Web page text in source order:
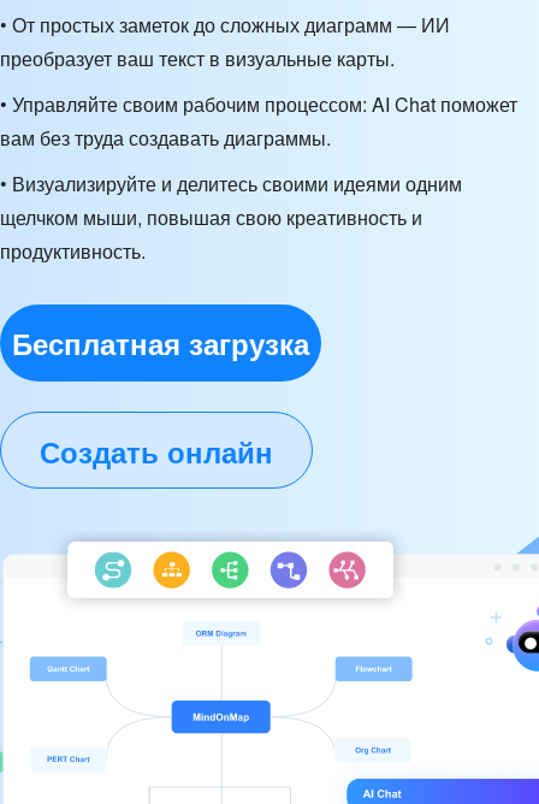
• От простых заметок до сложных диаграмм — ИИ
преобразует ваш текст в визуальные карты.
• Управляйте своим рабочим процессом: AI Chat поможет
вам без труда создавать диаграммы.
• Визуализируйте и делитесь своими идеями одним
щелчком мыши, повышая свою креативность и
продуктивность.
Бесплатная загрузка
Создать онлайн